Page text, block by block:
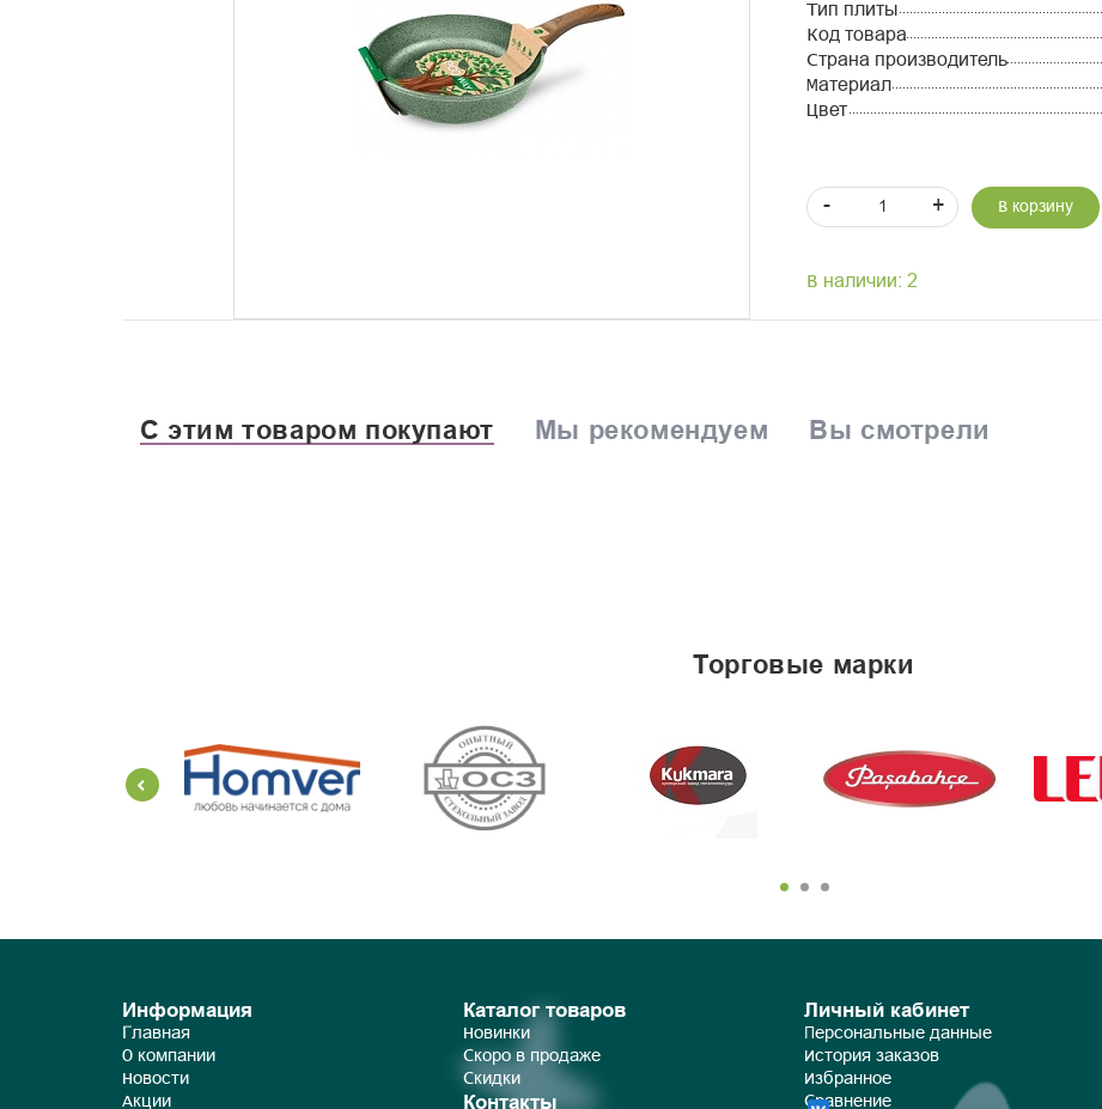
Тип плиты
Код товара
Страна производитель
Материал
Цвет
- + В корзину
В наличии: 2
С этим товаром покупают Мы рекомендуем Вы смотрели
торговые марки
Информация
Главная
О компании
Новости
Акции
Каталог товаров
Новинки
Скоро в продаже
Скидки
Контакты
Личный кабинет
Персональные данные
История заказов
Избранное
Сравнение